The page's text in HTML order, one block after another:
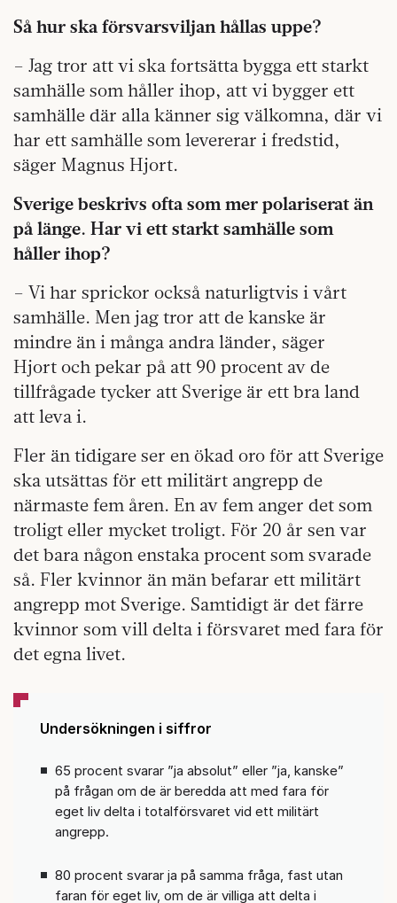
Så hur ska försvarsviljan hållas uppe?
– Jag tror att vi ska fortsätta bygga ett starkt
samhälle som håller ihop, att vi bygger ett
samhälle där alla känner sig välkomna, där vi
har ett samhälle som levererar i fredstid,
säger Magnus Hjort.
Sverige beskrivs ofta som mer polariserat än
på länge. Har vi ett starkt samhälle som
håller ihop?
– Vi har sprickor också naturligtvis i vårt
samhälle. Men jag tror att de kanske är
mindre än i många andra länder, säger
Hjort och pekar på att 90 procent av de
tillfrågade tycker att Sverige är ett bra land
att leva i.
Fler än tidigare ser en ökad oro för att Sverige
ska utsättas för ett militärt angrepp de
närmaste fem åren. En av fem anger det som
troligt eller mycket troligt. För 20 år sen var
det bara någon enstaka procent som svarade
så. Fler kvinnor än män befarar ett militärt
angrepp mot Sverige. Samtidigt är det färre
kvinnor som vill delta i försvaret med fara för
det egna livet.
Undersökningen i siffror
65 procent svarar ”ja absolut” eller ”ja, kanske”
på frågan om de är beredda att med fara för
eget liv delta i totalförsvaret vid ett militärt
angrepp.
80 procent svarar ja på samma fråga, fast utan
faran för eget liv, om de är villiga att delta i